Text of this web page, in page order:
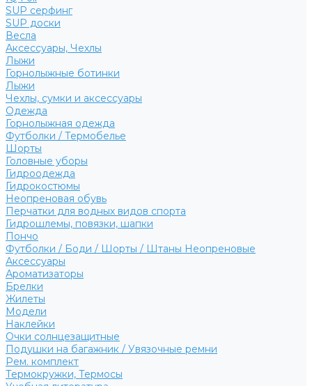
SUP серфинг
SUP доски
Весла
Аксессуары, Чехлы
Лыжи
Горнолыжные ботинки
Лыжи
Чехлы, сумки и аксессуары
Одежда
Горнолыжная одежда
Футболки / Термобелье
Шорты
Головные уборы
Гидроодежда
Гидрокостюмы
Неопреновая обувь
Перчатки для водных видов спорта
Гидрошлемы, повязки, шапки
Пончо
Футболки / Боди / Шорты / Штаны Неопреновые
Аксессуары
Ароматизаторы
Брелки
Жилеты
Модели
Наклейки
Очки солнцезащитные
Подушки на багажник / Увязочные ремни
Рем. комплект
Термокружки, Термосы